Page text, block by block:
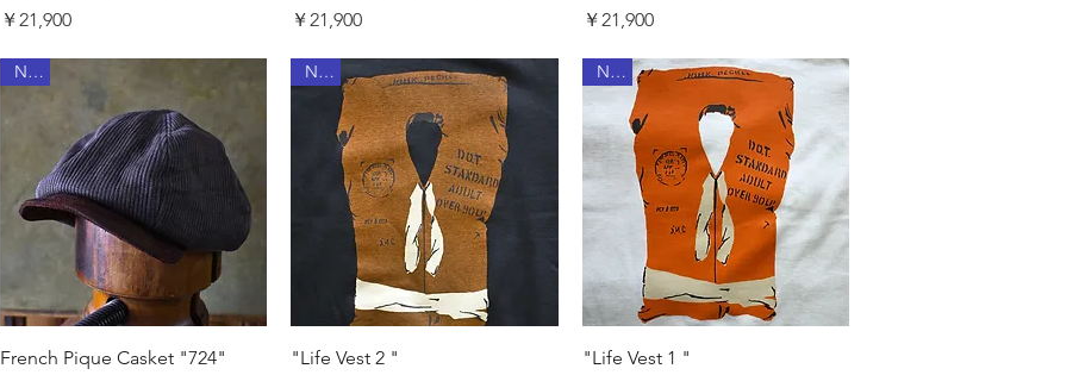
価格
￥21,900
価格
￥21,900
価格
￥21,900
クイックビュー
New
French Pique Casket "724"
クイックビュー
New
"Life Vest 2 "
クイックビュー
New
"Life Vest 1 "